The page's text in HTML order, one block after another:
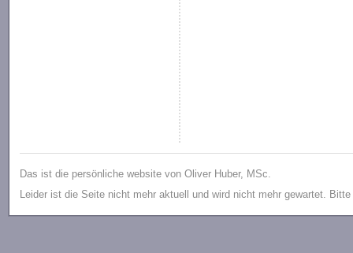
Das ist die persönliche website von Oliver Huber, MSc.
Leider ist die Seite nicht mehr aktuell und wird nicht mehr gewartet.